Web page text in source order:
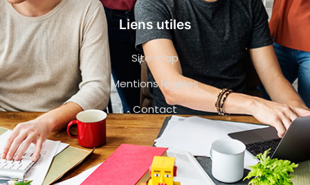
Liens utiles
Site map
Mentions légales
Contact